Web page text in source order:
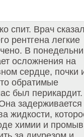
спит. Врач
рентгена легкие
В
осложнения на
сердце, почки
обратимые
был перикардит.
задерживается
жидкости,
химии и